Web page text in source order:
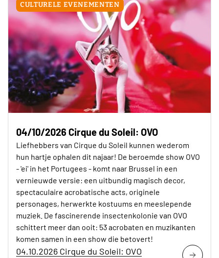
CULTURELE EVENEMENTEN
04/10/2026 Cirque du Soleil: OVO
Liefhebbers van Cirque du Soleil kunnen wederom
hun hartje ophalen dit najaar! De beroemde show OVO
- 'ei' in het Portugees - komt naar Brussel in een
vernieuwde versie: een uitbundig magisch decor,
spectaculaire acrobatische acts, originele
personages, herwerkte kostuums en meeslepende
muziek. De fascinerende insectenkolonie van OVO
schittert meer dan ooit: 53 acrobaten en muzikanten
komen samen in een show die betovert!
04.10.2026 Cirque du Soleil: OVO